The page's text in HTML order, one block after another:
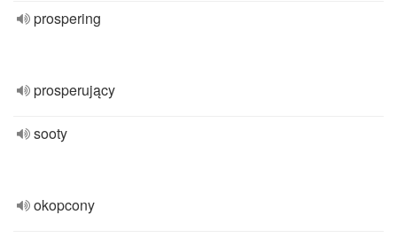
prospering
prosperujący
sooty
okopcony